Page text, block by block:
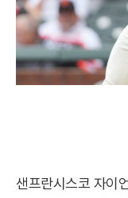
샌프란시스코 자이